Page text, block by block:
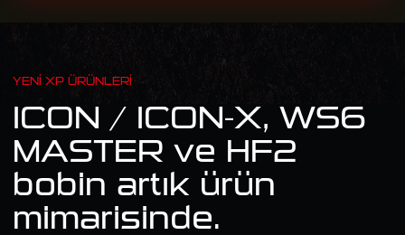
YENI XP ÜRÜNLERI
ICON / ICON-X, WS6
MASTER ve HF2
bobin artık ürün
mimarisinde.